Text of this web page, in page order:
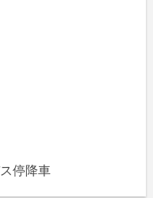
停降車